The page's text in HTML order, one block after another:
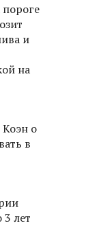
и
на
о
в
лет